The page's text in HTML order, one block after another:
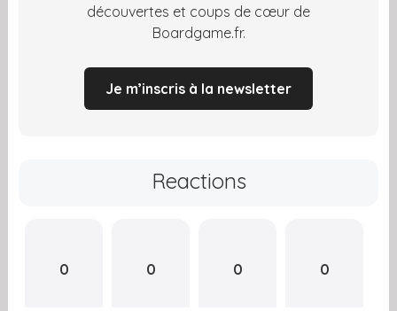
découvertes et coups de cœur de
Boardgame.fr.
Je m’inscris à la newsletter
Reactions
0 0 0 0